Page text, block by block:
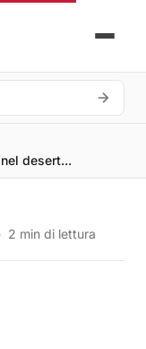
desert...
2 min di lettura